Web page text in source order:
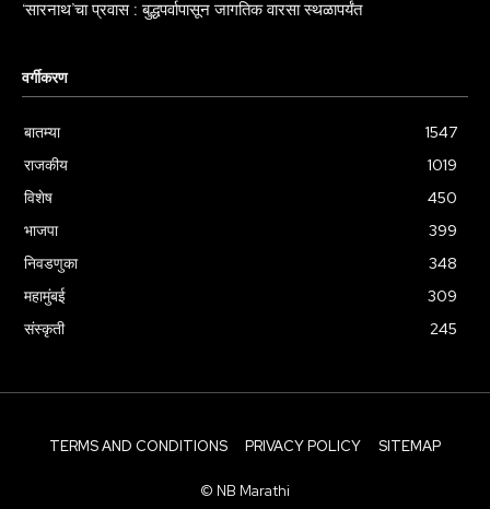
‘सारनाथ’चा प्रवास : बुद्धपर्वापासून जागतिक वारसा स्थळापर्यंत
वर्गीकरण
बातम्या
1547
राजकीय
1019
विशेष
450
भाजपा
399
निवडणुका
348
महामुंबई
309
संस्कृती
245
TERMS AND CONDITIONS PRIVACY POLICY SITEMAP
© NB Marathi